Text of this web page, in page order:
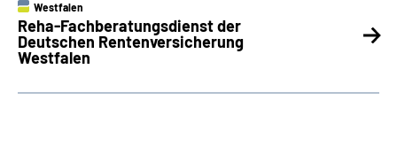
Westfalen
Reha-Fachberatungsdienst der
Deutschen Rentenversicherung
Westfalen